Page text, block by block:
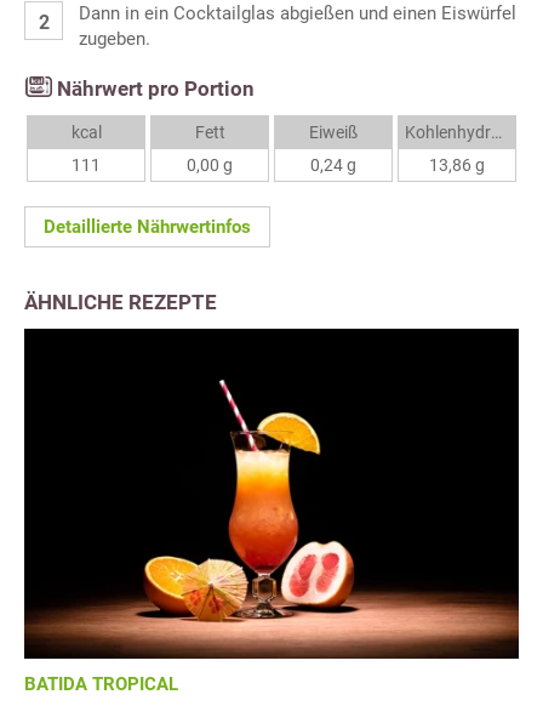
Dann in ein Cocktailglas abgießen und einen Eiswürfel
zugeben.
Nährwert pro Portion
kcal
111
Fett
0,00 g
Eiweiß
0,24 g
Kohlenhydrate
13,86 g
Detaillierte Nährwertinfos
ÄHNLICHE REZEPTE
BATIDA TROPICAL